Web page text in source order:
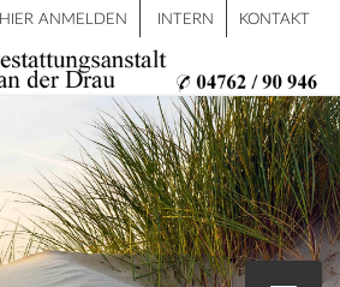
HIER ANMELDEN INTERN KONTAKT